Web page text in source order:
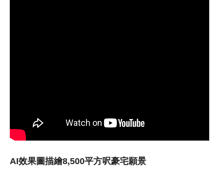
AI效果圖描繪8,500平方呎豪宅願景